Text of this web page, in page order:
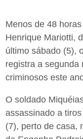
Menos de 48
Henrique Mariotti,
último sábado (5),
registra a segunda
criminosos este
O soldado
assassinado a
(7), perto de casa,